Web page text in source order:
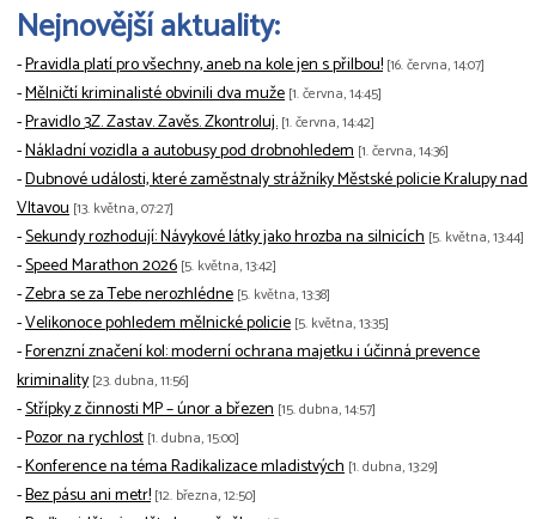
Nejnovější aktuality:
-Pravidla platí pro všechny, aneb na kole jen s přilbou! [16. června, 14:07]
-Mělničtí kriminalisté obvinili dva muže [1. června, 14:45]
-Pravidlo 3Z. Zastav. Zavěs. Zkontroluj. [1. června, 14:42]
-Nákladní vozidla a autobusy pod drobnohledem [1. června, 14:36]
-Dubnové události, které zaměstnaly strážníky Městské policie Kralupy nad
Vltavou [13. května, 07:27]
-Sekundy rozhodují: Návykové látky jako hrozba na silnicích [5. května, 13:44]
-Speed Marathon 2026 [5. května, 13:42]
-Zebra se za Tebe nerozhlédne [5. května, 13:38]
-Velikonoce pohledem mělnické policie [5. května, 13:35]
-Forenzní značení kol: moderní ochrana majetku i účinná prevence
kriminality [23. dubna, 11:56]
-Střípky z činnosti MP – únor a březen [15. dubna, 14:57]
-Pozor na rychlost [1. dubna, 15:00]
-Konference na téma Radikalizace mladistvých [1. dubna, 13:29]
-Bez pásu ani metr! [12. března, 12:50]